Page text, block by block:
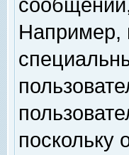
Например,
поскольку